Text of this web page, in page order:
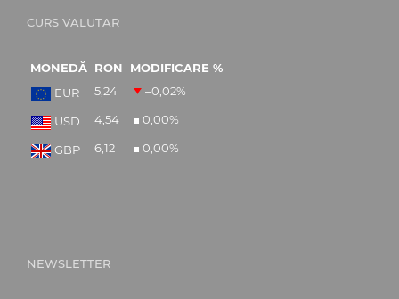
CURS VALUTAR
MONEDĂ RON
MODIFICARE %
EUR
5,24 –0,02%
USD 4,54 0,00%
GBP 6,12 0,00%
NEWSLETTER